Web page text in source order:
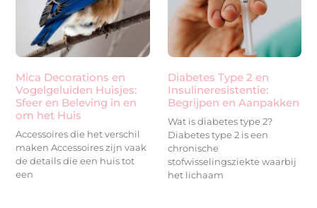
Mica Decorations en
Vogelgeluiden Huisjes:
Sfeer en Beleving in en
om het Huis
Accessoires die het verschil
maken Accessoires zijn vaak
de details die een huis tot
een
Diabetes Type 2 en
Insulineresistentie:
Begrijpen en Aanpakken
Wat is diabetes type 2?
Diabetes type 2 is een
chronische
stofwisselingsziekte waarbij
het lichaam